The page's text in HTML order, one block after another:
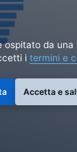
ospitato da
i termini e
Accetta e